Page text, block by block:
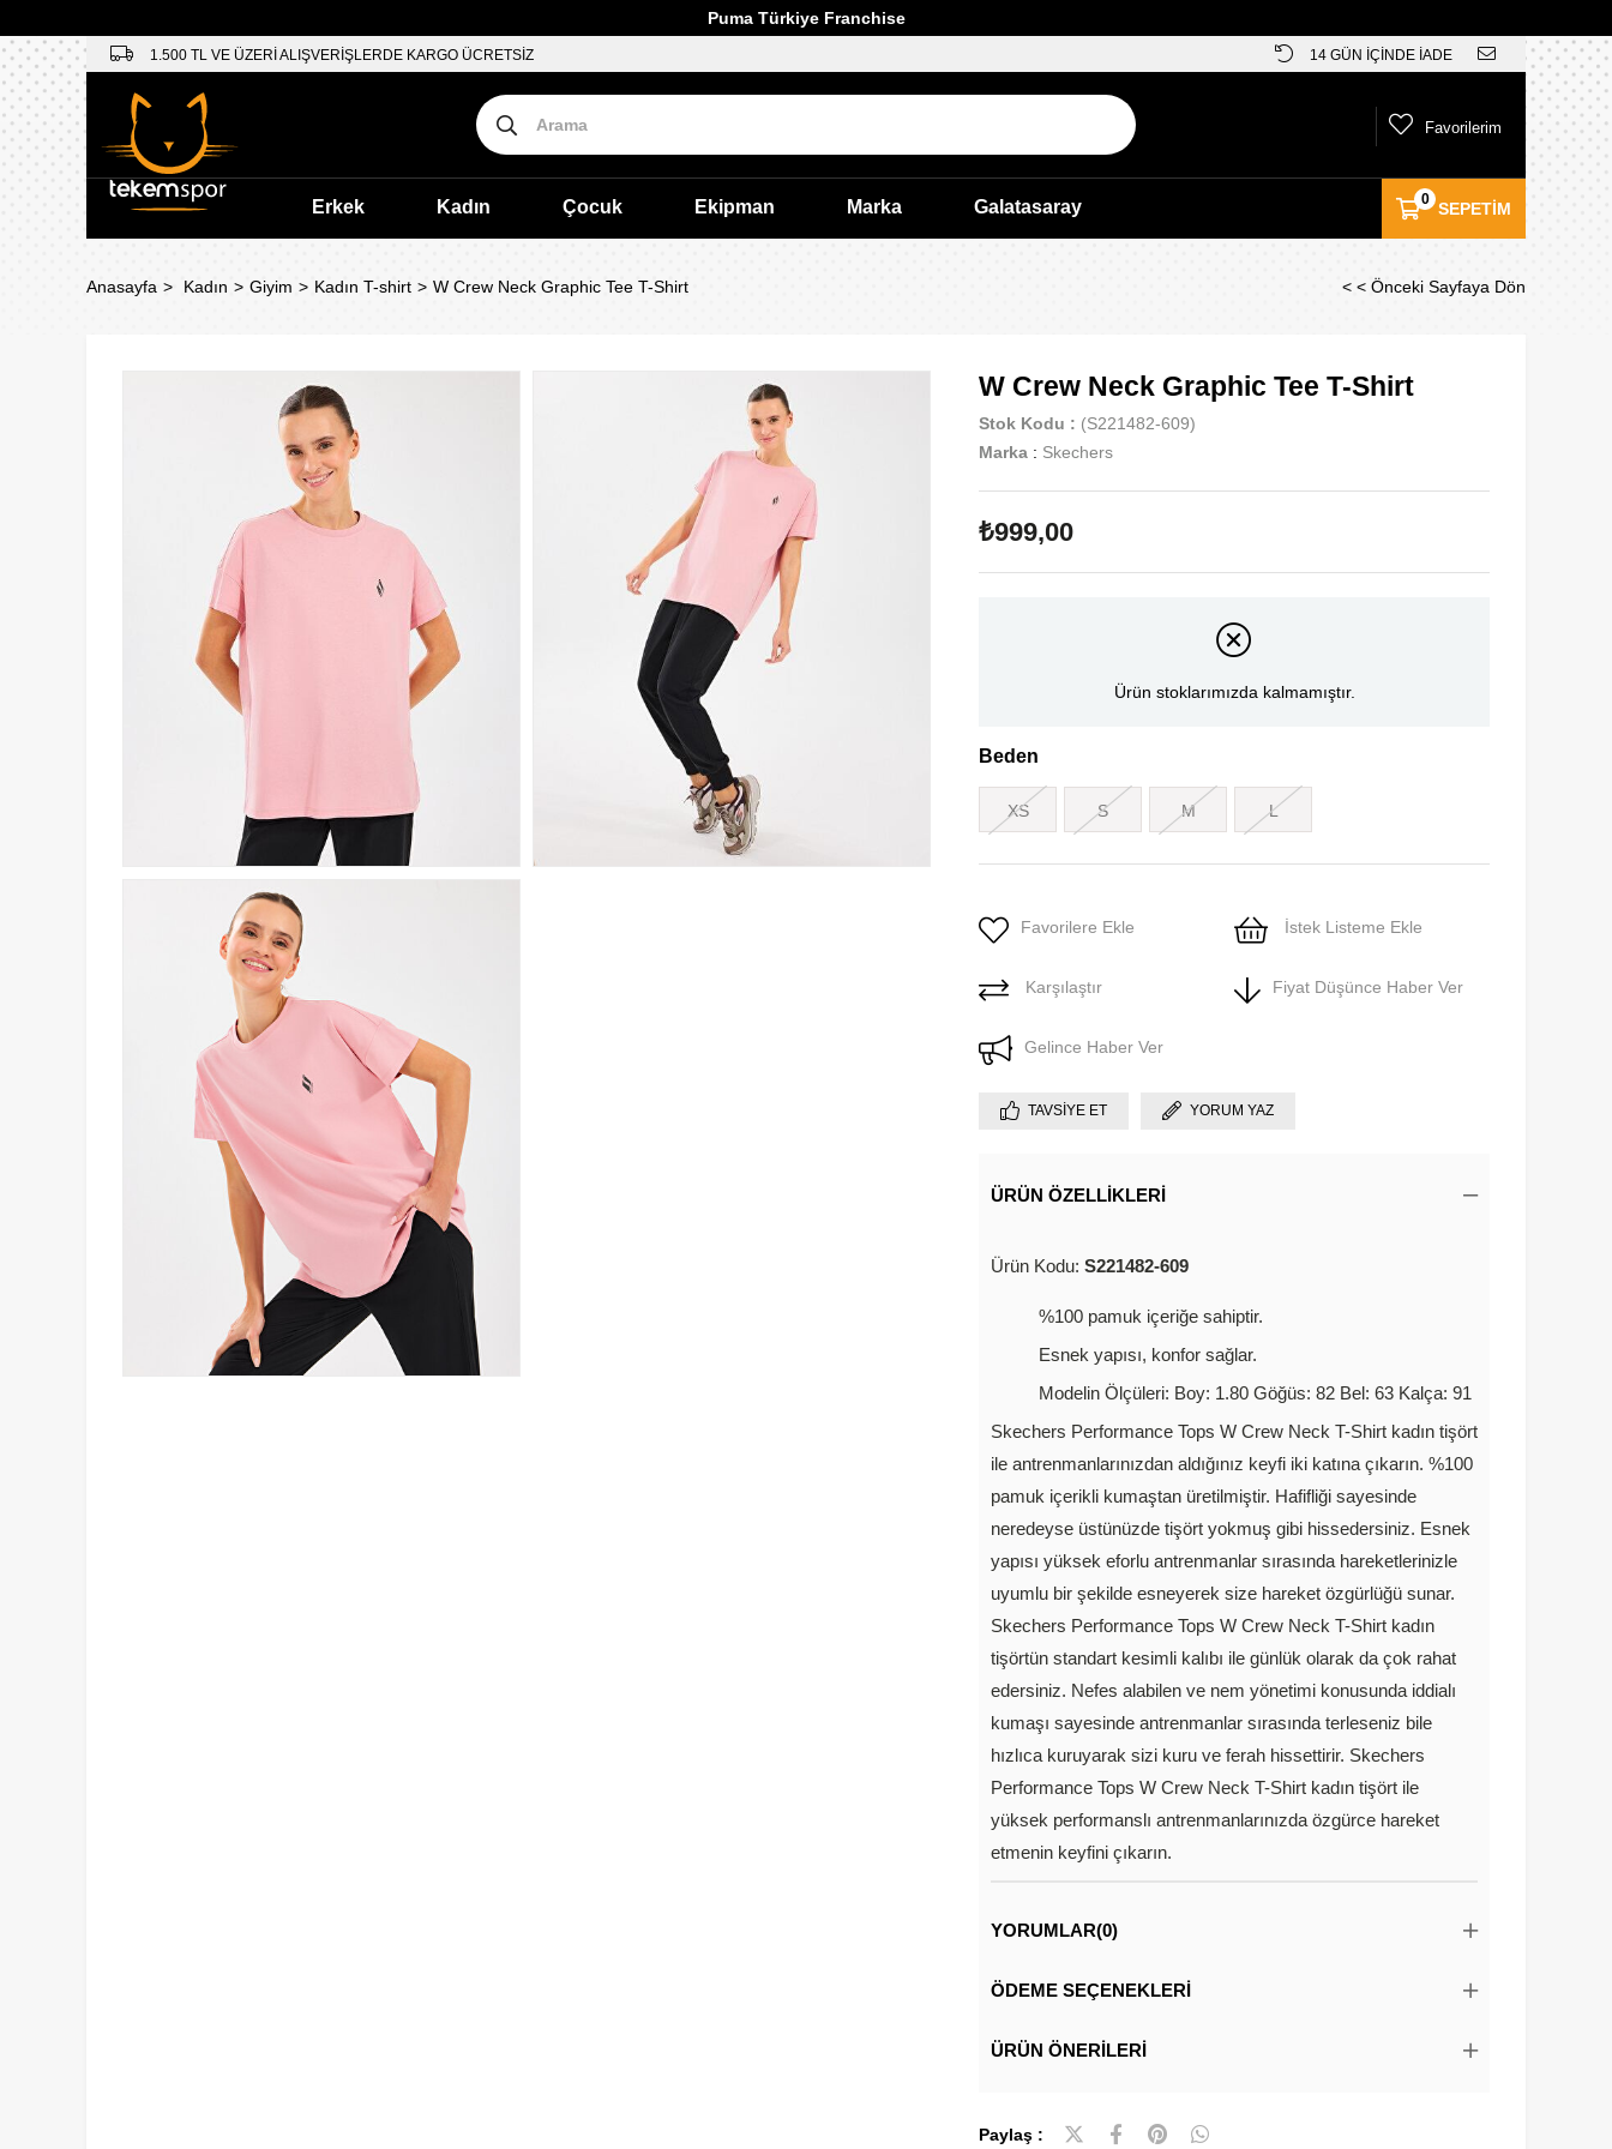
Puma Türkiye Franchise
1.500 TL VE ÜZERİ ALIŞVERİŞLERDE KARGO ÜCRETSİZ 14 GÜN İÇİNDE İADE
SEPETIM
0
Favorilerim
Erkek Kadın Çocuk Ekipman Marka Galatasaray
Anasayfa Kadın Giyim Kadın T-shirt W Crew Neck Graphic Tee T-Shirt < < Önceki Sayfaya Dön
W Crew Neck Graphic Tee T-Shirt
Stok Kodu
(S221482-609)
Marka : Skechers
₺999,00
Ürün stoklarımızda kalmamıştır.
Beden
XS S M L
Favorilere Ekle İstek Listeme Ekle
Karşılaştır Fiyat Düşünce Haber Ver
Gelince Haber Ver
TAVSIYE ET YORUM YAZ
ÜRÜN ÖZELLIKLERI
Ürün Kodu: S221482-609
%100 pamuk içeriğe sahiptir.
Esnek yapısı, konfor sağlar.
Modelin Ölçüleri: Boy: 1.80 Göğüs: 82 Bel: 63 Kalça: 91
Skechers Performance Tops W Crew Neck T-Shirt kadın tişört
ile antrenmanlarınızdan aldığınız keyfi iki katına çıkarın. %100
pamuk içerikli kumaştan üretilmiştir. Hafifliği sayesinde
neredeyse üstünüzde tişört yokmuş gibi hissedersiniz. Esnek
yapısı yüksek eforlu antrenmanlar sırasında hareketlerinizle
uyumlu bir şekilde esneyerek size hareket özgürlüğü sunar.
Skechers Performance Tops W Crew Neck T-Shirt kadın
tişörtün standart kesimli kalıbı ile günlük olarak da çok rahat
edersiniz. Nefes alabilen ve nem yönetimi konusunda iddialı
kumaşı sayesinde antrenmanlar sırasında terleseniz bile
hızlıca kuruyarak sizi kuru ve ferah hissettirir. Skechers
Performance Tops W Crew Neck T-Shirt kadın tişört ile
yüksek performanslı antrenmanlarınızda özgürce hareket
etmenin keyfini çıkarın.
YORUMLAR(0)
ÖDEME SEÇENEKLERI
ÜRÜN ÖNERILERI
Paylaş :